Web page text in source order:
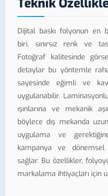
Dijital baskı folyonun en
biri, sınırsız renk ve
Fotoğraf kalitesinde
detaylar bu yöntemle
sayesinde eğimli ve
uygulanabilir.
ışınlarına ve mekanik
böylece dış mekanda
uygulama ve
kampanya ve
sağlar. Bu özellikler,
markalama ihtiyaçları için